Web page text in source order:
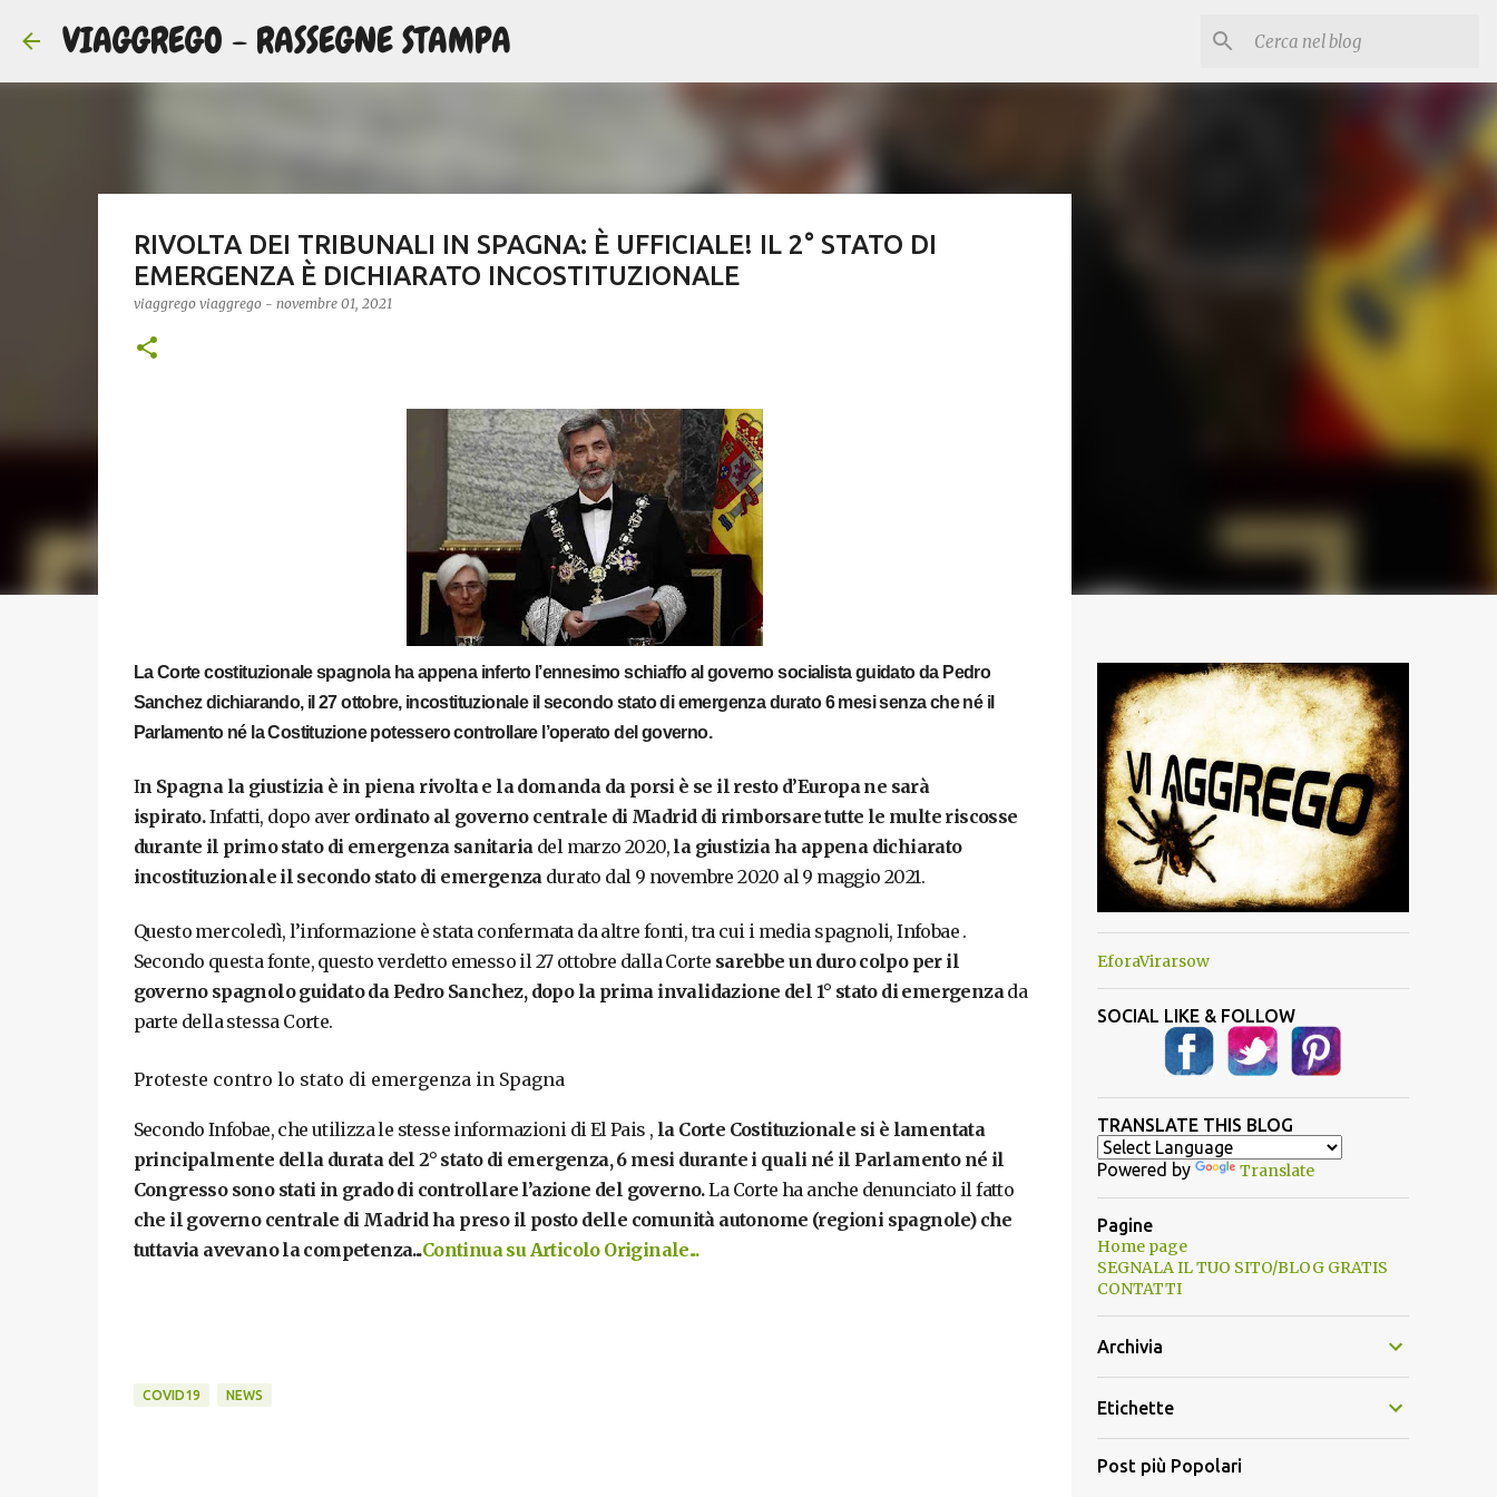
VIAGGREGO - RASSEGNE STAMPA
RIVOLTA DEI TRIBUNALI IN SPAGNA: È UFFICIALE! IL 2° STATO DI
EMERGENZA È DICHIARATO INCOSTITUZIONALE
viaggrego viaggrego - novembre 01, 2021
La Corte costituzionale spagnola ha appena inferto l’ennesimo schiaffo al governo socialista guidato da Pedro
Sanchez dichiarando, il 27 ottobre, incostituzionale il secondo stato di emergenza durato 6 mesi senza che né il
Parlamento né la Costituzione potessero controllare l’operato del governo.
In Spagna la giustizia è in piena rivolta e la domanda da porsi è se il resto d’Europa ne sarà
ispirato.Infatti, dopo aver ordinato al governo centrale di Madrid di rimborsare tutte le multe riscosse
durante il primo stato di emergenza sanitaria del marzo 2020,la giustizia ha appena dichiarato
incostituzionale il secondo stato di emergenzadurato dal 9 novembre 2020 al 9 maggio 2021.
Questo mercoledì, l’informazione è stata confermata da altre fonti, tra cui i media spagnoli, Infobae .
Secondo questa fonte, questo verdetto emesso il 27 ottobre dalla Corte sarebbe un duro colpo per il
governo spagnolo guidato da Pedro Sanchez, dopo la prima invalidazione del 1° stato di emergenzada
parte della stessa Corte.
Proteste contro lo stato di emergenza in Spagna
Secondo Infobae, che utilizza le stesse informazioni di El Pais , la Corte Costituzionale si è lamentata
principalmente della durata del 2° stato di emergenza, 6 mesi durante i quali né il Parlamento né il
Congresso sono stati in grado di controllare l’azione del governo.La Corte ha anche denunciato il fatto
che il governo centrale di Madrid ha preso il posto delle comunità autonome (regioni spagnole) che
tuttavia avevano la competenza...Continua su Articolo Originale...
COVID19 NEWS
EforaVirarsow
SOCIAL LIKE & FOLLOW
TRANSLATE THIS BLOG
Powered by Translate
Pagine
Home page
SEGNALA IL TUO SITO/BLOG GRATIS
CONTATTI
Archivia
Etichette
Post più Popolari